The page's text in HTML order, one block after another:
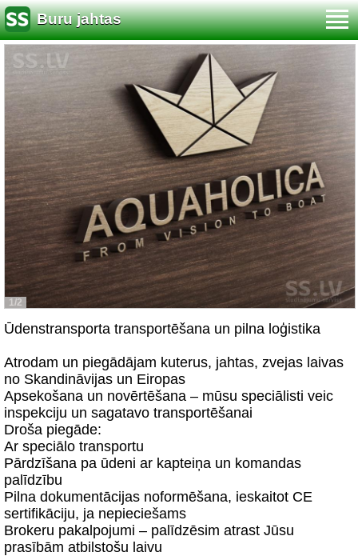
Buru jahtas
1/2
Ūdenstransporta transportēšana un pilna loģistika
Atrodam un piegādājam kuterus, jahtas, zvejas laivas
no Skandināvijas un Eiropas
Apsekošana un novērtēšana – mūsu speciālisti veic
inspekciju un sagatavo transportēšanai
Droša piegāde:
Ar speciālo transportu
Pārdzīšana pa ūdeni ar kapteiņa un komandas
palīdzību
Pilna dokumentācijas noformēšana, ieskaitot CE
sertifikāciju, ja nepieciešams
Brokeru pakalpojumi – palīdzēsim atrast Jūsu
prasībām atbilstošu laivu